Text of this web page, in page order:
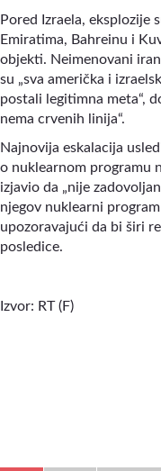
Pored Izraela, eksplozije
Emiratima, Bahreinu i
objekti. Neimenovani
su „sva američka i
postali legitimna meta“,
nema crvenih linija“.
Najnovija eskalacija
o nuklearnom programu
izjavio da „nije
njegov nuklearni
upozoravajući da bi širi
posledice.
Izvor: RT (F)